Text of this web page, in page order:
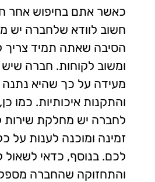
כאשר אתם בחיפוש אחר
חשוב לוודא שלחברה יש
הסיבה שאתה תמיד צריך
ומשוב לקוחות. חברה
מעידה על כך שהיא נתנה
והתקנות איכותיות. כמו
לחברה יש מחלקת שירות
זמינה ומוכנה לענות על
לכם. בנוסף, כדאי לשאול
והתחזוקה שהחברה